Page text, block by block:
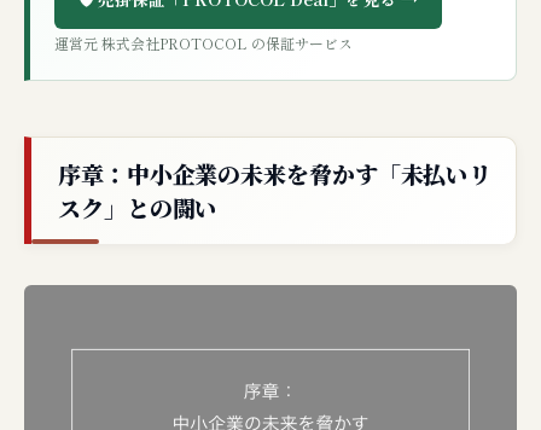
運営元 株式会社PROTOCOL の保証サービス
序章：中小企業の未来を脅かす「未払いリ
スク」との闘い